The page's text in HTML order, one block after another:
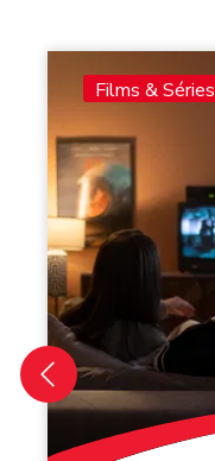
Films & Séries